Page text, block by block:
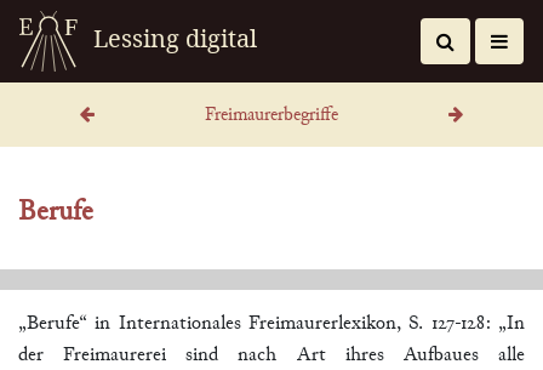
Lessing digital
Freimaurerbegriffe
Berufe
„Berufe“ in Internationales Freimaurerlexikon, S. 127-128: „In
der Freimaurerei sind nach Art ihres Aufbaues alle